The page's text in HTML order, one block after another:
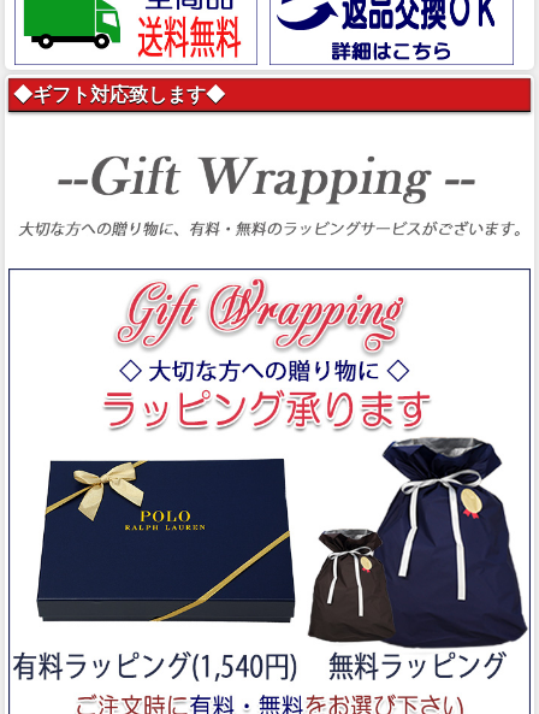
◆ギフト対応致します◆